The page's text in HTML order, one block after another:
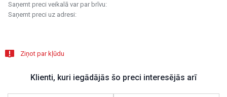
Saņemt preci veikalā var par brīvu:
Saņemt preci uz adresi:
Ziņot par kļūdu
Klienti, kuri iegādājās šo preci interesējās arī